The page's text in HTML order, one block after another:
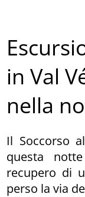
in Val
nella
Il Soccorso
questa
recupero di
perso la via